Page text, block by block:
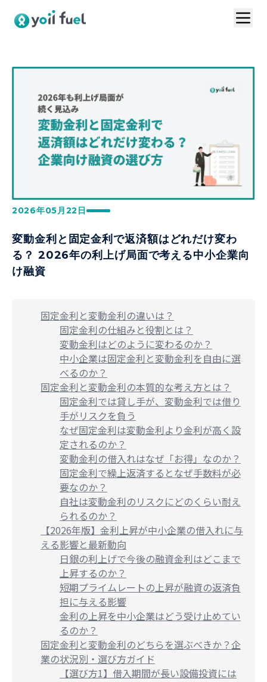
VC連携プラン
1分で資料請求
お見積りはこちら
2026年05月22日
変動金利と固定金利で返済額はどれだけ変わ
る？ 2026年の利上げ局面で考える中小企業向
け融資
固定金利と変動金利の違いは？
固定金利の仕組みと役割とは？
変動金利はどのように変わるのか？
中小企業は固定金利と変動金利を自由に選
べるのか？
固定金利と変動金利の本質的な考え方とは？
固定金利では貸し手が、変動金利では借り
手がリスクを負う
なぜ固定金利は変動金利より金利が高く設
定されるのか？
変動金利の借入れはなぜ「お得」なのか？
固定金利で繰上返済するとなぜ手数料が必
要なのか？
自社は変動金利のリスクにどのくらい耐え
られるのか？
【2026年版】金利上昇が中小企業の借入れに与
える影響と最新動向
日銀の利上げで今後の融資金利はどこまで
上昇するのか？
短期プライムレートの上昇が融資の返済負
担に与える影響
金利の上昇を中小企業はどう受け止めてい
るのか？
固定金利と変動金利のどちらを選ぶべきか？企
業の状況別・選び方ガイド
【選び方1】借入期間が長い設備投資には